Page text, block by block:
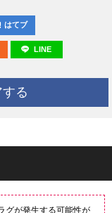
はてブ
LINE
る
グが発生する可能性が